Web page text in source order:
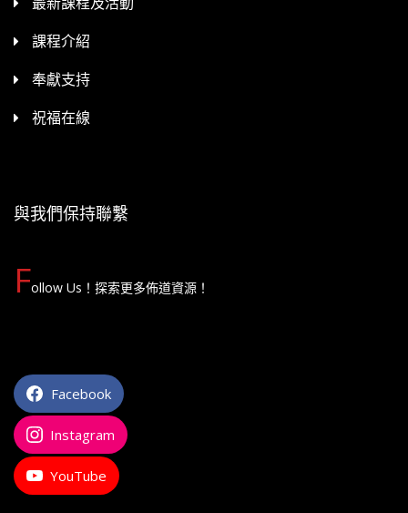
課程介紹
奉獻支持
祝福在線
與我們保持聯繫
Follow Us！探索更多佈道資源！
Facebook
Instagram
YouTube